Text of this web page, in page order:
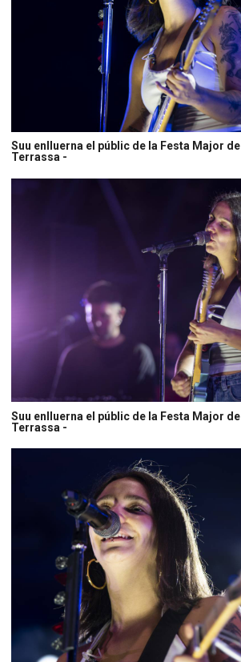
Suu enlluerna el públic de la Festa Major de
Terrassa -
Suu enlluerna el públic de la Festa Major de
Terrassa -